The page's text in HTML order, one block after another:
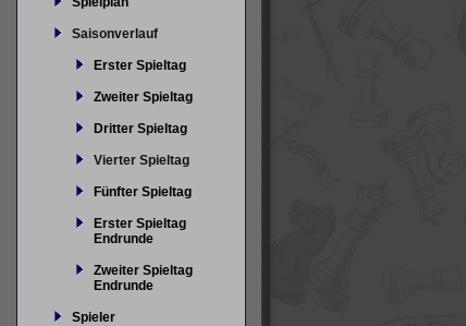
Saisonverlauf
Erster Spieltag
Zweiter Spieltag
Dritter Spieltag
Vierter Spieltag
Fünfter Spieltag
Erster Spieltag
Endrunde
Zweiter Spieltag
Endrunde
Spieler